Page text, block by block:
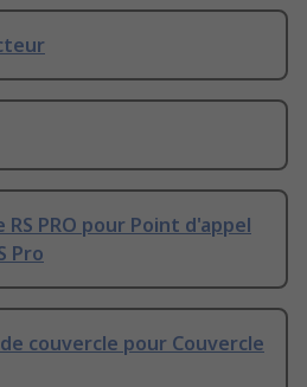
PRO pour Point d'appel
Pro
couvercle pour Couvercle